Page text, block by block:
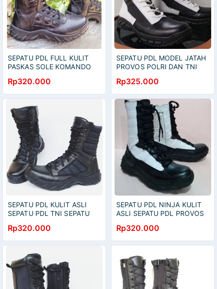
SEPATU PDL FULL KULIT
PASKAS SOLE KOMANDO
Rp320.000
SEPATU PDL MODEL JATAH
PROVOS POLRI DAN TNI
SEPATU PDL DINAS
LAPANGAN TNI POLRI
SECURITY SATPAM
Rp325.000
SEPATU PDL KULIT ASLI
SEPATU PDL TNI SEPATU
SECURITY SEPATU PDL
SATPAM
Rp320.000
SEPATU PDL NINJA KULIT
ASLI SEPATU PDL PROVOS
SECURITY SEPATU PDL
SATPAM
Rp320.000